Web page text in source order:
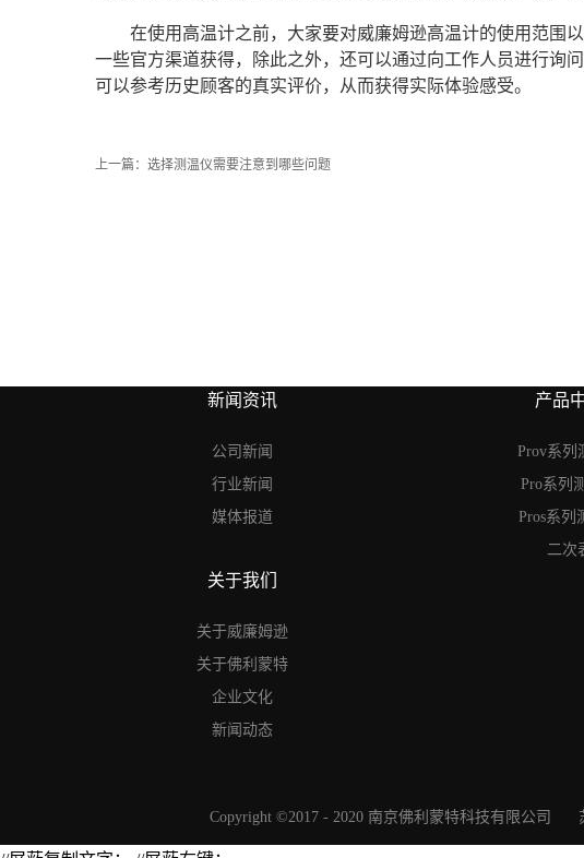
在使用高温计之前，大家要对威廉姆逊高温计‍的使用范围
一些官方渠道获得，除此之外，还可以通过向工作人员进行询
可以参考历史顾客的真实评价，从而获得实际体验感受。
上一篇： 选择测温仪需要注意到哪些问题
新闻资讯
公司新闻
行业新闻
媒体报道
产品
Prov系列
Pro系列
Pros系列
二次
关于我们
关于威廉姆逊
关于佛利蒙特
企业文化
新闻动态
Copyright ©2017 - 2020 南京佛利蒙特科技有限公司